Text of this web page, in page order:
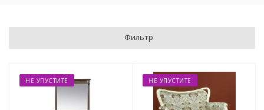
Фильтр
НЕ УПУСТИТЕ НЕ УПУСТИТЕ